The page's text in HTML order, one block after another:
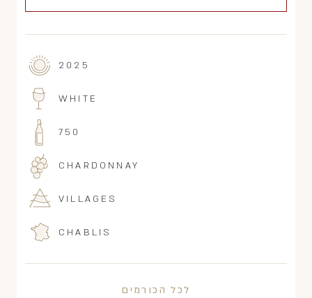
2025
WHITE
750
CHARDONNAY
VILLAGES
CHABLIS
לכל הכורמים